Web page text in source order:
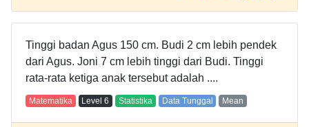
Tinggi badan Agus 150 cm. Budi 2 cm lebih pendek
dari Agus. Joni 7 cm lebih tinggi dari Budi. Tinggi
rata-rata ketiga anak tersebut adalah ....
Matematika Level 6 Statistika Data Tunggal Mean